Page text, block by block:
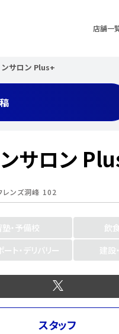
店舗一
サロン Plus+
サロン
レンズ洞峰 102
・予備校 飲
ト・デリバリー
建設
スタッフ